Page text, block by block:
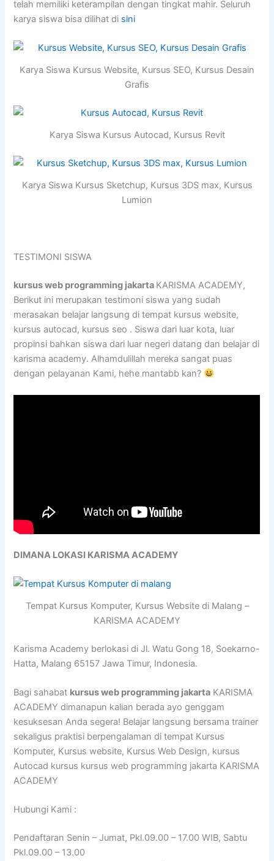
telah memiliki keterampilan dengan tingkat mahir. Seluruh
karya siswa bisa dilihat di sini
Karya Siswa Kursus Website, Kursus SEO, Kursus Desain
Grafis
Karya Siswa Kursus Autocad, Kursus Revit
Karya Siswa Kursus Sketchup, Kursus 3DS max, Kursus
Lumion
TESTIMONI SISWA
kursus web programming jakarta KARISMA ACADEMY,
Berikut ini merupakan testimoni siswa yang sudah
merasakan belajar langsung di tempat kursus website,
kursus autocad, kursus seo . Siswa dari luar kota, luar
propinsi bahkan siswa dari luar negeri datang dan belajar di
karisma academy. Alhamdulillah mereka sangat puas
dengan pelayanan Kami, hehe mantabb kan?
DIMANA LOKASI KARISMA ACADEMY
Tempat Kursus Komputer, Kursus Website di Malang –
KARISMA ACADEMY
Karisma Academy berlokasi di Jl. Watu Gong 18, Soekarno-
Hatta, Malang 65157 Jawa Timur, Indonesia.
Bagi sahabat kursus web programming jakarta KARISMA
ACADEMY dimanapun kalian berada ayo genggam
kesuksesan Anda segera! Belajar langsung bersama trainer
sekaligus praktisi berpengalaman di tempat Kursus
Komputer, Kursus website, Kursus Web Design, kursus
Autocad kursus kursus web programming jakarta KARISMA
ACADEMY
Hubungi Kami :
Pendaftaran Senin – Jumat, Pkl.09.00 – 17.00 WIB, Sabtu
Pkl.09.00 – 13.00